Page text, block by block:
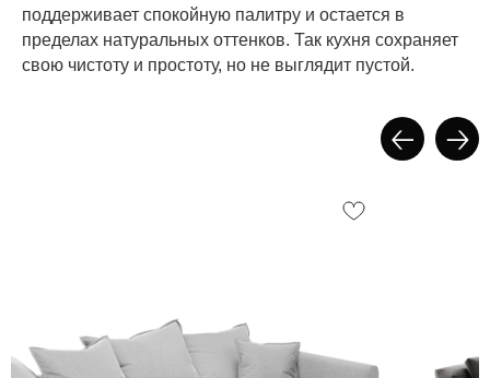
поддерживает спокойную палитру и остается в
пределах натуральных оттенков. Так кухня сохраняет
свою чистоту и простоту, но не выглядит пустой.